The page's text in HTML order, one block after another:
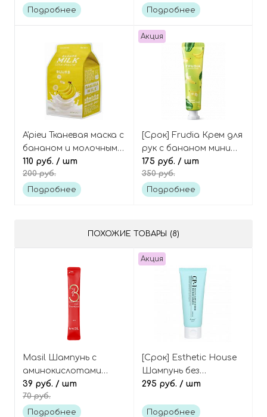
banana
Подробнее
Подробнее
A'pieu Тканевая маска с
бананом и молочными
протеинами Milk one-
pack banana
110 руб. / шт
200 руб.
Подробнее
Акция
[Срок] Frudia Крем для
рук с бананом мини
My orchard banana
hand cream mini
175 руб. / шт
350 руб.
Подробнее
ПОХОЖИЕ ТОВАРЫ (8)
Masil Шампунь с
аминокислотами
саше Amino acid CMC
care premium shampoo
39 руб. / шт
70 руб.
Подробнее
Акция
[Срок] Esthetic House
Шампунь без
сульфатов
CP-1 Aquaxyl complex
295 руб. / шт
Подробнее